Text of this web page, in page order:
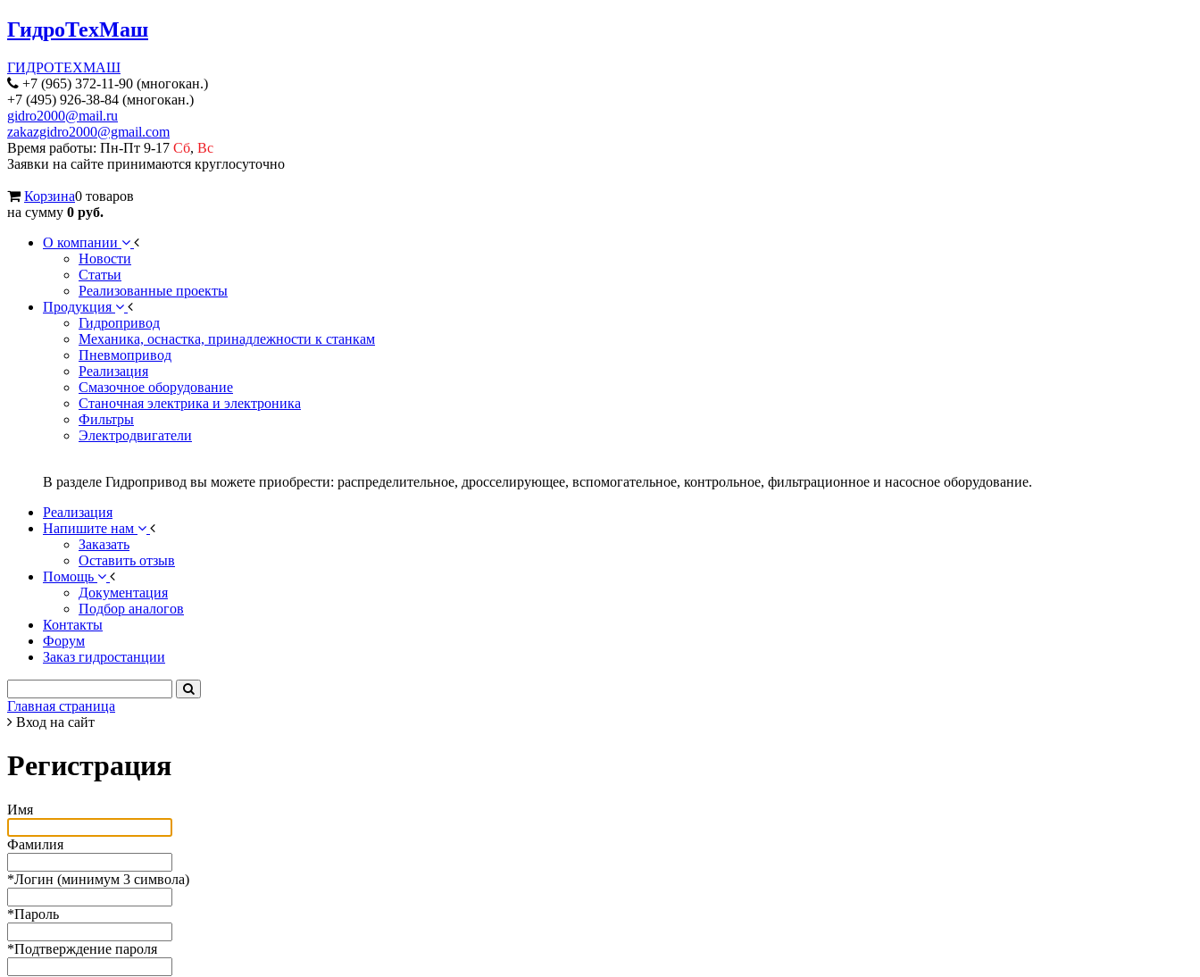
ГидроТехМаш
ГИДРОТЕХМАШ
+7 (965) 372-11-90 (многокан.)
+7 (495) 926-38-84 (многокан.)
gidro2000@mail.ru
zakazgidro2000@gmail.com
Время работы: Пн-Пт 9-17 Сб, Вс
Заявки на сайте принимаются круглосуточно
Корзина0 товаров
на сумму 0 руб.
О компании
Новости
Статьи
Реализованные проекты
Продукция
Гидропривод
Механика, оснастка, принадлежности к станкам
Пневмопривод
Реализация
Смазочное оборудование
Станочная электрика и электроника
Фильтры
Электродвигатели
В разделе Гидропривод вы можете приобрести: распределительное, дросселирующее, вспомогательное, контрольное, фильтрационное и насосное оборудование.
Реализация
Напишите нам
Заказать
Оставить отзыв
Помощь
Документация
Подбор аналогов
Контакты
Форум
Заказ гидростанции
Главная страница
Вход на сайт
Регистрация
Имя
Фамилия
*Логин (минимум 3 символа)
*Пароль
*Подтверждение пароля